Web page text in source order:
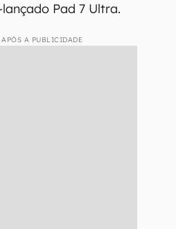
Pad 7 Ultra.
A PUBLICIDADE